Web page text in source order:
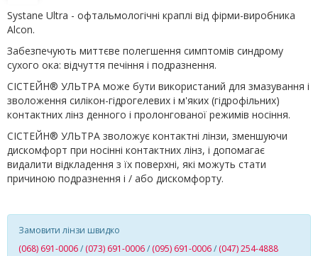
Systane Ultra - офтальмологічні краплі від фірми-виробника
Alcon.
Забезпечують миттєве полегшення симптомів синдрому
сухого ока: відчуття печіння і подразнення.
СІСТЕЙН® УЛЬТРА може бути використаний для змазування і
зволоження силікон-гідрогелевих і м'яких (гідрофільних)
контактних лінз денного і пролонгованої режимів носіння.
СІСТЕЙН® УЛЬТРА зволожує контактні лінзи, зменшуючи
дискомфорт при носінні контактних лінз, і допомагає
видалити відкладення з їх поверхні, які можуть стати
причиною подразнення і / або дискомфорту.
Замовити лінзи швидко
(068) 691-0006/ (073) 691-0006/ (095) 691-0006/ (047) 254-4888